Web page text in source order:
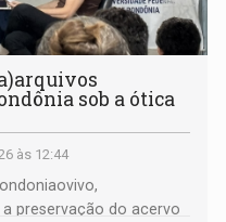
sob a ótica
às 12:44
preservação do acervo